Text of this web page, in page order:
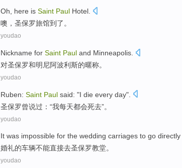
Oh here is Saint Paul Hotel
噢 ， 圣保罗旅馆到了 。
youdao
Nickname for Saint Paul and Minneapolis
对圣保罗和明尼阿波利斯的暱称。
youdao
Ruben: Saint Paul said: "I die every day".
圣保罗曾说过 ：“我每天都会死去”。
youdao
It was impossible for the wedding carriages to go directly
婚礼的车辆不能直接去圣保罗教堂。
youdao